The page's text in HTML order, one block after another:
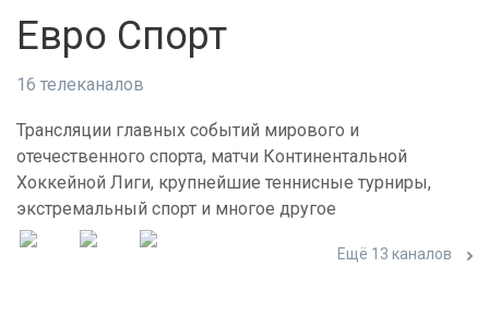
Евро Спорт
16 телеканалов
Трансляции главных событий мирового и
отечественного спорта, матчи Континентальной
Хоккейной Лиги, крупнейшие теннисные турниры,
экстремальный спорт и многое другое
Ещё 13 каналов